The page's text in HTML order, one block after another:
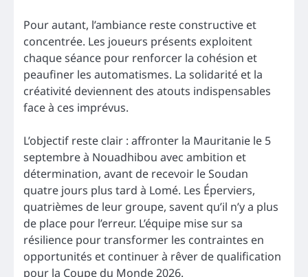
Pour autant, l’ambiance reste constructive et
concentrée. Les joueurs présents exploitent
chaque séance pour renforcer la cohésion et
peaufiner les automatismes. La solidarité et la
créativité deviennent des atouts indispensables
face à ces imprévus.
L’objectif reste clair : affronter la Mauritanie le 5
septembre à Nouadhibou avec ambition et
détermination, avant de recevoir le Soudan
quatre jours plus tard à Lomé. Les Éperviers,
quatrièmes de leur groupe, savent qu’il n’y a plus
de place pour l’erreur. L’équipe mise sur sa
résilience pour transformer les contraintes en
opportunités et continuer à rêver de qualification
pour la Coupe du Monde 2026.